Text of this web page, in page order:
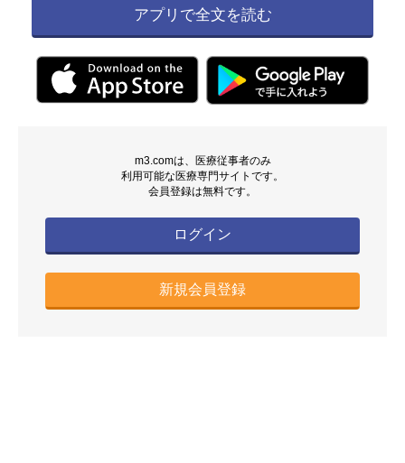
アプリで全文を読む
m3.comは、医療従事者のみ
利用可能な医療専門サイトです。
会員登録は無料です。
ログイン
新規会員登録